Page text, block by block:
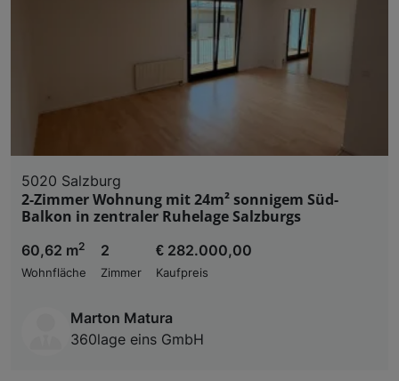
5020 Salzburg
2-Zimmer Wohnung mit 24m² sonnigem Süd-
Balkon in zentraler Ruhelage Salzburgs
60,62 m2
Wohnfläche
2
Zimmer
€ 282.000,00
Kaufpreis
Marton Matura
360lage eins GmbH